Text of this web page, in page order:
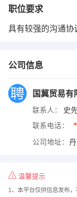
职位要求
具有较强的沟通协
公司信息
国冀贸易有
联系人： 史
联系电话：
公司地址：
温馨提示
1、本平台仅供信息发布，